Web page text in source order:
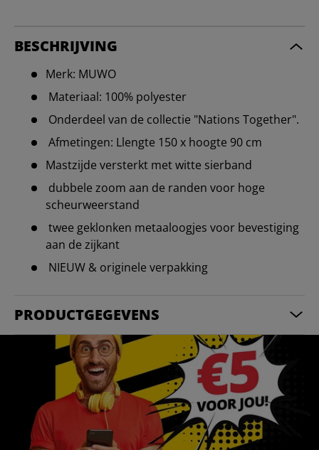
BESCHRIJVING
Merk: MUWO
Materiaal: 100% polyester
Onderdeel van de collectie "Nations Together".
Afmetingen: Llengte 150 x hoogte 90 cm
Mastzijde versterkt met witte sierband
dubbele zoom aan de randen voor hoge
scheurweerstand
twee geklonken metaaloogjes voor bevestiging
aan de zijkant
NIEUW & originele verpakking
PRODUCTGEGEVENS